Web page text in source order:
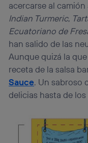
acercarse al
Indian Turmeric,
Ecuatoriano de
han salido de las
Aunque quizá la
receta de la salsa
Sauce. Un sabroso
delicias hasta de